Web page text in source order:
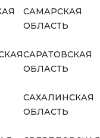
САМАРСКАЯ
ОБЛАСТЬ
САРАТОВСКАЯ
ОБЛАСТЬ
САХАЛИНСКАЯ
ОБЛАСТЬ